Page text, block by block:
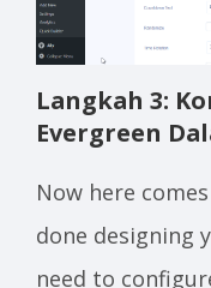
Langkah 3:
Evergreen
Now here
done designing
need to